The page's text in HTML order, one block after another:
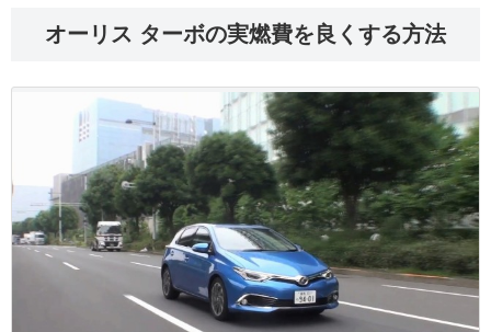
オーリス ターボの実燃費を良くする方法